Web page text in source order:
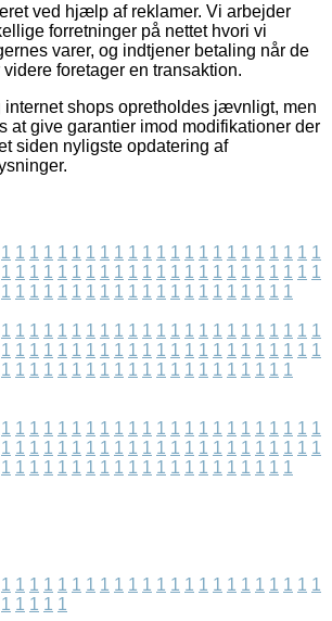
ved hjælp af reklamer. Vi arbejder
forretninger på nettet hvori vi
varer, og indtjener betaling når de
foretager en transaktion.
internet shops opretholdes jævnligt, men
at give garantier imod modifikationer der
siden nyligste opdatering af
1 1 1 1 1 1 1 1 1 1 1 1 1 1 1 1 1 1 1 1 1 1 1
1 1 1 1 1 1 1 1 1 1 1 1 1 1 1 1 1 1 1 1 1 1 1
1 1 1 1 1 1 1 1 1 1 1 1 1 1 1 1 1 1 1 1 1
1 1 1 1 1 1 1 1 1 1 1 1 1 1 1 1 1 1 1 1 1 1 1
1 1 1 1 1 1 1 1 1 1 1 1 1 1 1 1 1 1 1 1 1 1 1
1 1 1 1 1 1 1 1 1 1 1 1 1 1 1 1 1 1 1 1 1
1 1 1 1 1 1 1 1 1 1 1 1 1 1 1 1 1 1 1 1 1 1 1
1 1 1 1 1 1 1 1 1 1 1 1 1 1 1 1 1 1 1 1 1 1 1
1 1 1 1 1 1 1 1 1 1 1 1 1 1 1 1 1 1 1 1 1
1 1 1 1 1 1 1 1 1 1 1 1 1 1 1 1 1 1 1 1 1 1 1
1 1 1 1 1